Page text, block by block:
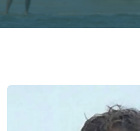
Imagem